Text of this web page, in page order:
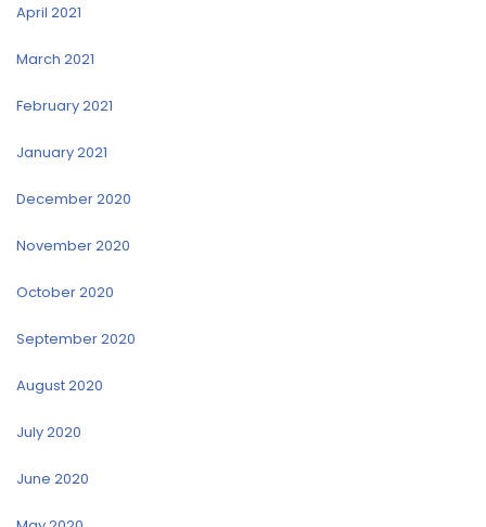
April 2021
March 2021
February 2021
January 2021
December 2020
November 2020
October 2020
September 2020
August 2020
July 2020
June 2020